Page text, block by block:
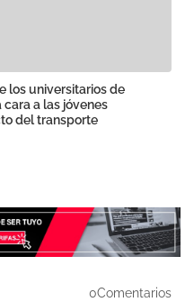
los universitarios de
a las jóvenes
del transporte
0Comentarios